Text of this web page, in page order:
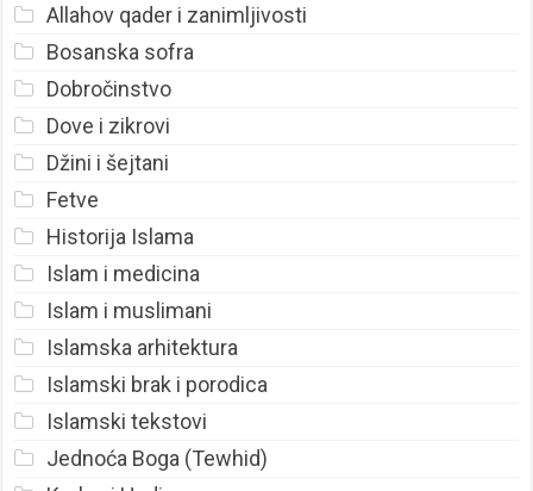
Allahov qader i zanimljivosti
Bosanska sofra
Dobročinstvo
Dove i zikrovi
Džini i šejtani
Fetve
Historija Islama
Islam i medicina
Islam i muslimani
Islamska arhitektura
Islamski brak i porodica
Islamski tekstovi
Jednoća Boga (Tewhid)